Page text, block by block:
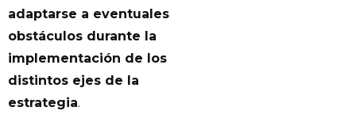
adaptarse a eventuales
obstáculos durante la
implementación de los
distintos ejes de la
estrategia.